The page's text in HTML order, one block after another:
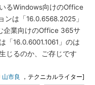
るWindows向けのOffice
ンは「16.0.6568.2025」
企業向けのOffice 365サ
「16.0.6001.1061」のは
じるのか、ご存じです
山市良
，テクニカルライター]